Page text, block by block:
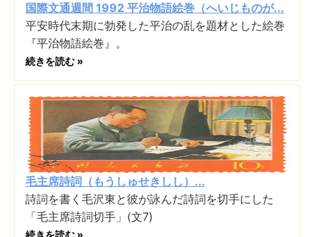
国際文通週間 1992 平治物語絵巻（へいじものが...
平安時代末期に勃発した平治の乱を題材とした絵巻
『平治物語絵巻』。
続きを読む »
毛主席詩詞（もうしゅせきしし）...
詩詞を書く毛沢東と彼が詠んだ詩詞を切手にした
「毛主席詩詞切手」(文7)